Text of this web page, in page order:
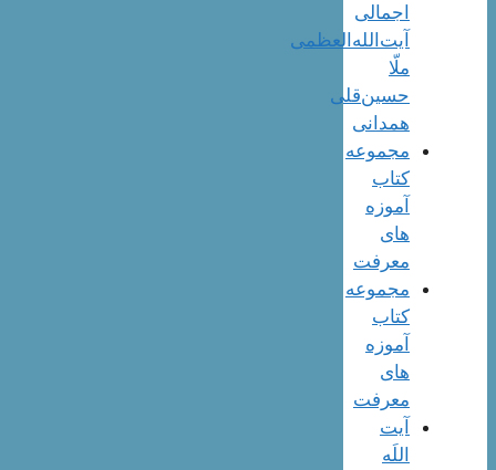
اجمالی
آیت‌الله‌العظمی
ملّا
حسین‌قلی
همدانی
مجموعه
کتاب
آموزه
های
معرفت
مجموعه
کتاب
آموزه
های
معرفت
آیت
اللَه